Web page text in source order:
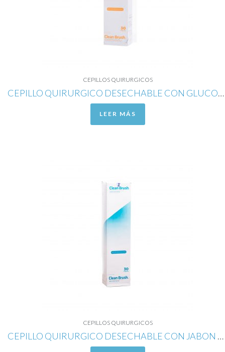
CEPILLOS QUIRURGICOS
CEPILLO QUIRURGICO DESECHABLE CON GLUCONATO DE CLORHEXIDINA AL 4%
LEER MÁS
CEPILLOS QUIRURGICOS
CEPILLO QUIRURGICO DESECHABLE CON JABON NEUTRO